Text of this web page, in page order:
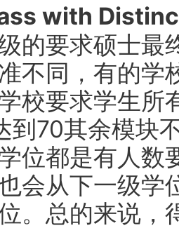
with
的要求硕士最
不同，有的学
校要求学生所
到70其余模块
位都是有人数
会从下一级学
。总的来说，